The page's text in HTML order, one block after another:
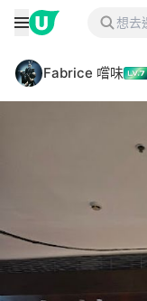
Fabrice 嚐味